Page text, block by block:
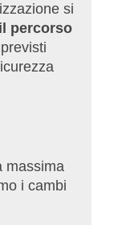
si
percorso
massima
i cambi